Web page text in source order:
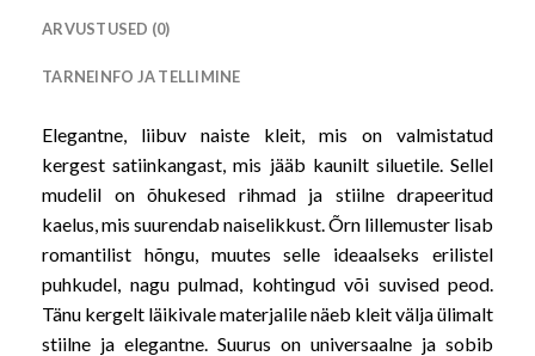
ARVUSTUSED (0)
TARNEINFO JA TELLIMINE
Elegantne, liibuv naiste kleit, mis on valmistatud
kergest satiinkangast, mis jääb kaunilt siluetile. Sellel
mudelil on õhukesed rihmad ja stiilne drapeeritud
kaelus, mis suurendab naiselikkust. Õrn lillemuster lisab
romantilist hõngu, muutes selle ideaalseks erilistel
puhkudel, nagu pulmad, kohtingud või suvised peod.
Tänu kergelt läikivale materjalile näeb kleit välja ülimalt
stiilne ja elegantne. Suurus on universaalne ja sobib